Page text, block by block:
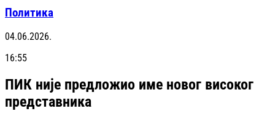
Политика
04.06.2026.
16:55
ПИК није предложио име новог високог
представника